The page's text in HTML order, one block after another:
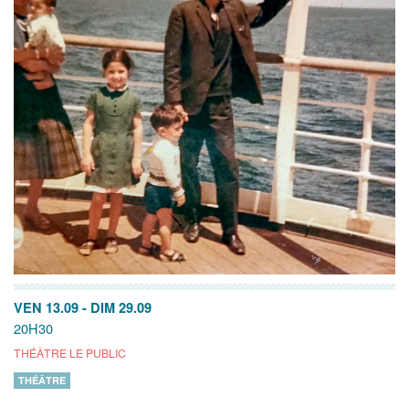
VEN 13.09 - DIM 29.09
20H30
THÉÂTRE LE PUBLIC
THÉÂTRE